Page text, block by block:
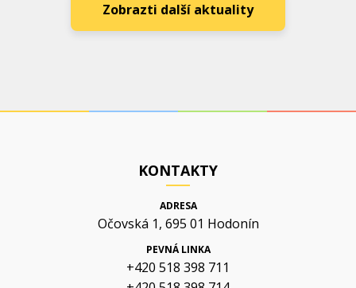
Zobrazti další aktuality
KONTAKTY
ADRESA
Očovská 1, 695 01 Hodonín
PEVNÁ LINKA
+420 518 398 711